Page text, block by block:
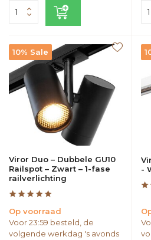
10% Sale
Viror Duo – Dubbele GU10
Railspot – Zwart – 1-fase
railverlichting
Op voorraad
Voor 23:59 besteld, de
volgende werkdag 's avonds
-